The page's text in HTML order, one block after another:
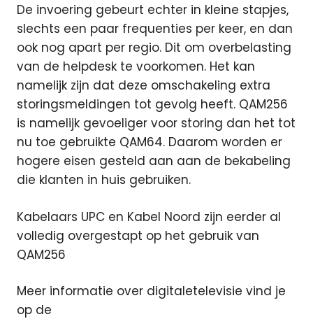
De invoering gebeurt echter in kleine stapjes,
slechts een paar frequenties per keer, en dan
ook nog apart per regio. Dit om overbelasting
van de helpdesk te voorkomen. Het kan
namelijk zijn dat deze omschakeling extra
storingsmeldingen tot gevolg heeft. QAM256
is namelijk gevoeliger voor storing dan het tot
nu toe gebruikte QAM64. Daarom worden er
hogere eisen gesteld aan aan de bekabeling
die klanten in huis gebruiken.
Kabelaars UPC en Kabel Noord zijn eerder al
volledig overgestapt op het gebruik van
QAM256
Meer informatie over digitaletelevisie vind je
op de